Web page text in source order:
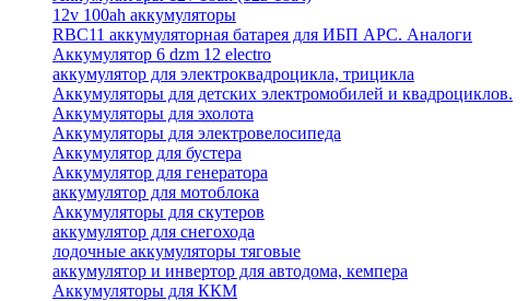
12v 100ah аккумуляторы
RBC11 аккумуляторная батарея для ИБП APC. Аналоги
Аккумулятор 6 dzm 12 electro
аккумулятор для электроквадроцикла, трицикла
Аккумуляторы для детских электромобилей и квадроциклов.
Аккумуляторы для эхолота
Аккумуляторы для электровелосипеда
Аккумулятор для бустера
Аккумулятор для генератора
аккумулятор для мотоблока
Аккумуляторы для скутеров
аккумулятор для снегохода
лодочные аккумуляторы тяговые
аккумулятор и инвертор для автодома, кемпера
Аккумуляторы для ККМ